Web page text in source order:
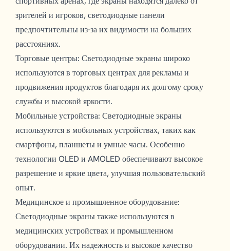
зрителей и игроков, светодиодные панели
предпочтительны из-за их видимости на больших
расстояниях.
Торговые центры: Светодиодные экраны широко
используются в торговых центрах для рекламы и
продвижения продуктов благодаря их долгому сроку
службы и высокой яркости.
Мобильные устройства: Светодиодные экраны
используются в мобильных устройствах, таких как
смартфоны, планшеты и умные часы. Особенно
технологии OLED и AMOLED обеспечивают высокое
разрешение и яркие цвета, улучшая пользовательский
опыт.
Медицинское и промышленное оборудование:
Светодиодные экраны также используются в
медицинских устройствах и промышленном
оборудовании. Их надежность и высокое качество